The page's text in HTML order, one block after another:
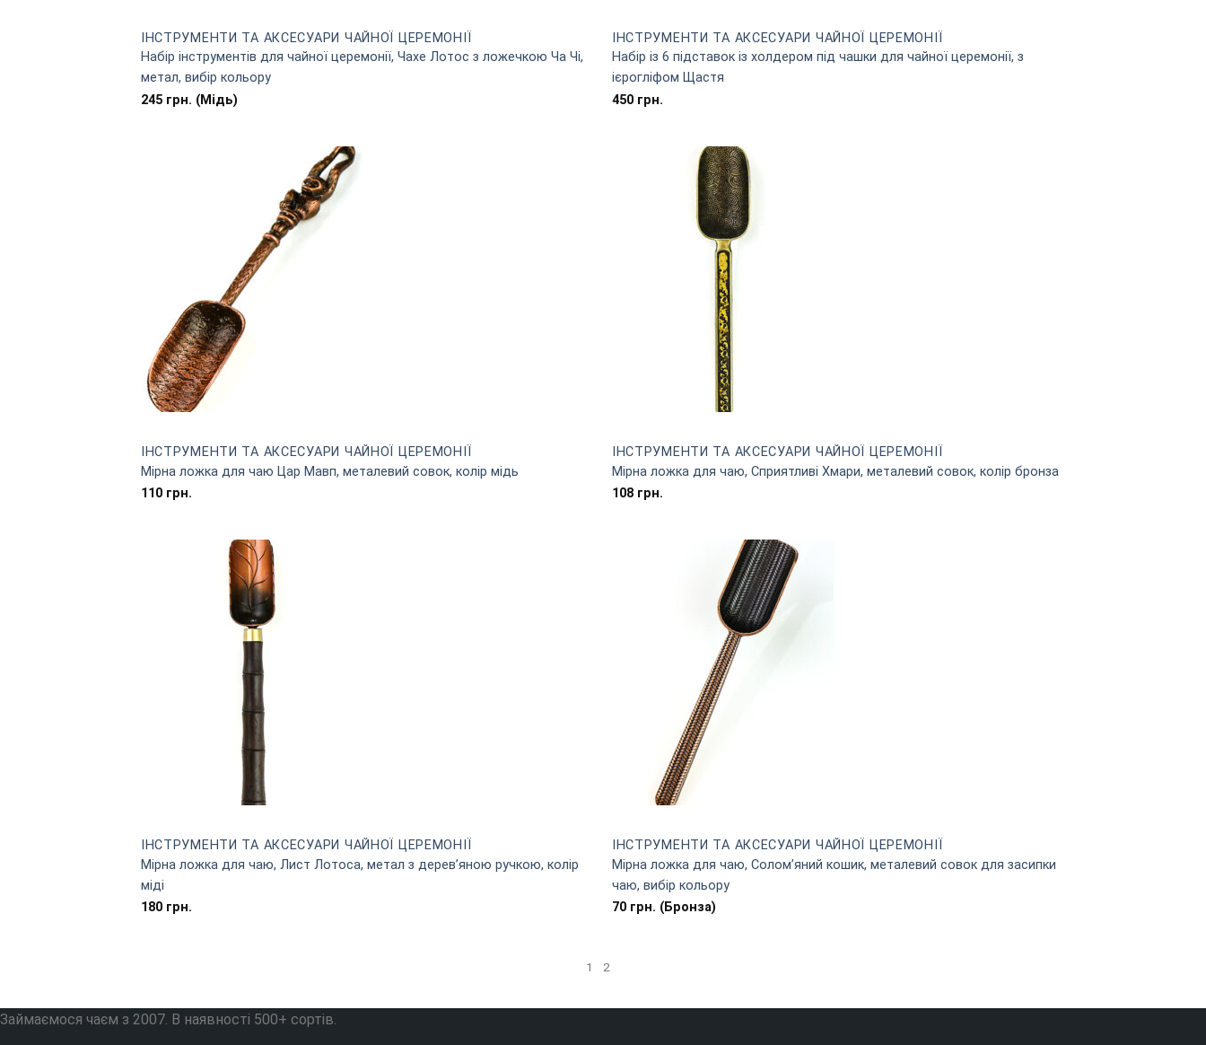
ІНСТРУМЕНТИ ТА АКСЕСУАРИ ЧАЙНОЇ ЦЕРЕМОНІЇ
Набір інструментів для чайної церемонії, Чахе Лотос з ложечкою Ча Чі,
метал, вибір кольору
245грн. (Мідь)
ІНСТРУМЕНТИ ТА АКСЕСУАРИ ЧАЙНОЇ ЦЕРЕМОНІЇ
Набір із 6 підставок із холдером під чашки для чайної церемонії, з
ієрогліфом Щастя
450грн.
ІНСТРУМЕНТИ ТА АКСЕСУАРИ ЧАЙНОЇ ЦЕРЕМОНІЇ
Мірна ложка для чаю Цар Мавп, металевий совок, колір мідь
110грн.
ІНСТРУМЕНТИ ТА АКСЕСУАРИ ЧАЙНОЇ ЦЕРЕМОНІЇ
Мірна ложка для чаю, Сприятливі Хмари, металевий совок, колір бронза
108грн.
ІНСТРУМЕНТИ ТА АКСЕСУАРИ ЧАЙНОЇ ЦЕРЕМОНІЇ
Мірна ложка для чаю, Лист Лотоса, метал з дерев’яною ручкою, колір
міді
180грн.
ІНСТРУМЕНТИ ТА АКСЕСУАРИ ЧАЙНОЇ ЦЕРЕМОНІЇ
Мірна ложка для чаю, Солом’яний кошик, металевий совок для засипки
чаю, вибір кольору
70грн. (Бронза)
1 2
Займаємося чаєм з 2007. В наявності 500+ сортів.